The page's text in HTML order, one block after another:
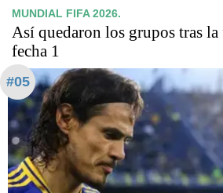
MUNDIAL FIFA 2026.
Así quedaron los grupos tras
fecha 1
#05